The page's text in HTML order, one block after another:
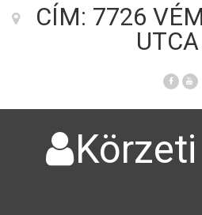
CÍM: 7726
Körzeti